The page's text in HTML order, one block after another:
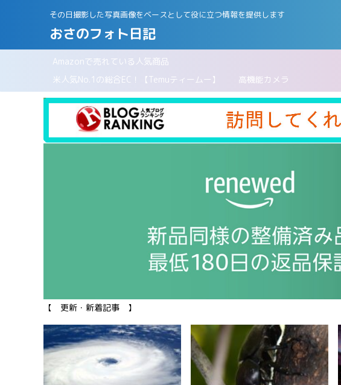
その日撮影した写真画像をベースとして役に立つ情報を提供します
おさのフォト日記
Amazonで売れている人気商品 パリ五
米人気No.1の総合EC！【Temuティームー】
高機能カメラ
【 更新・新着記事 】